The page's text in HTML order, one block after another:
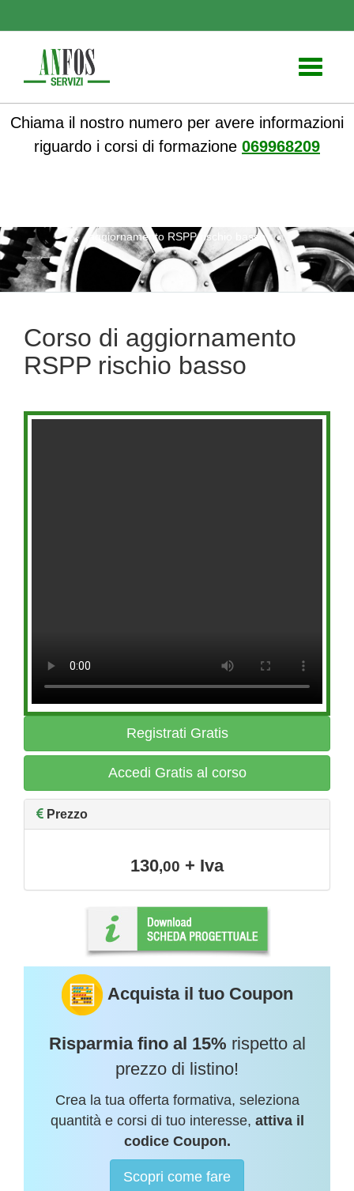
Toggle
Chiama il nostro numero per avere informazioni
riguardo i corsi di formazione 069968209
aggiornamento RSPP rischio basso
Corso di aggiornamento
RSPP rischio basso
Registrati Gratis
Accedi Gratis al corso
Prezzo
130,00 + Iva
Acquista il tuo Coupon
Risparmia fino al 15% rispetto al
prezzo di listino!
Crea la tua offerta formativa, seleziona
quantità e corsi di tuo interesse, attiva il
codice Coupon.
Scopri come fare